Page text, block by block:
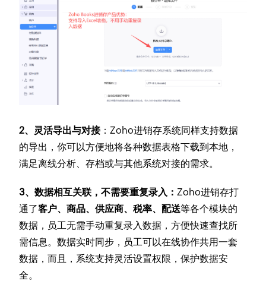
2、灵活导出与对接：Zoho进销存系统同样支持数据
的导出，你可以方便地将各种数据表格下载到本地，
满足离线分析、存档或与其他系统对接的需求。
3、数据相互关联，不需要重复录入： Zoho进销存打
通了客户、商品、供应商、税率、配送等各个模块的
数据，员工无需手动重复录入数据，方便快速查找所
需信息。数据实时同步，员工可以在线协作共用一套
数据，而且，系统支持灵活设置权限，保护数据安
全。